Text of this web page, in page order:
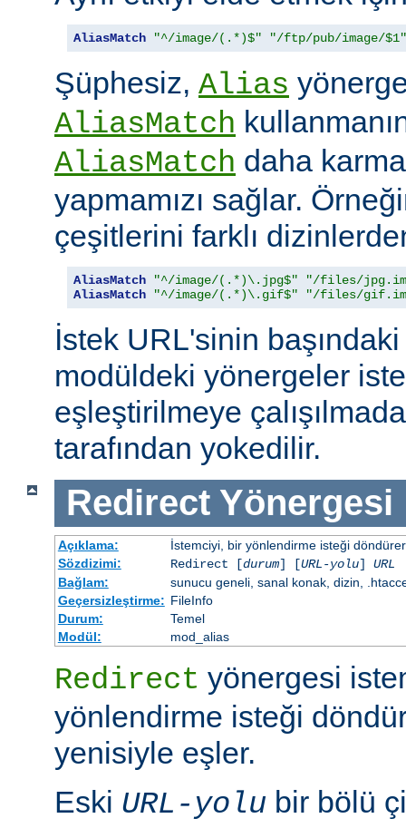
AliasMatch "^/image/(.*)$" "/ftp/pub/image/$1"
Şüphesiz, Alias
AliasMatch
AliasMatch daha
yapmamızı sağlar.
çeşitlerini farklı
AliasMatch "^/image/(.*)\.jpg$"
"/files/
AliasMatch
"^/image/(.*)\.gif$" "/files/
İstek URL'sinin
modüldeki yönergeler
eşleştirilmeye
tarafından yokedilir.
Redirect Yönergesi
Açıklama:
İstemciyi, bir yönlendirme isteği
Sözdizimi:
Redirect [durum] [URL-yolu] URL
Bağlam:
sunucu geneli, sanal konak, dizin,
Geçersizleştirme: FileInfo
Durum:
Temel
Modül:
mod_alias
Redirect yönergesi
yönlendirme isteği
yenisiyle eşler.
Eski URL-yolu bir bölü